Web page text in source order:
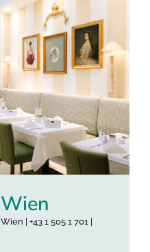
| +43 1 505 1 701 |